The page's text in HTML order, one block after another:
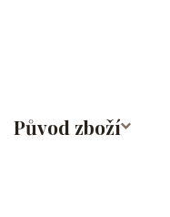
Původ zboží